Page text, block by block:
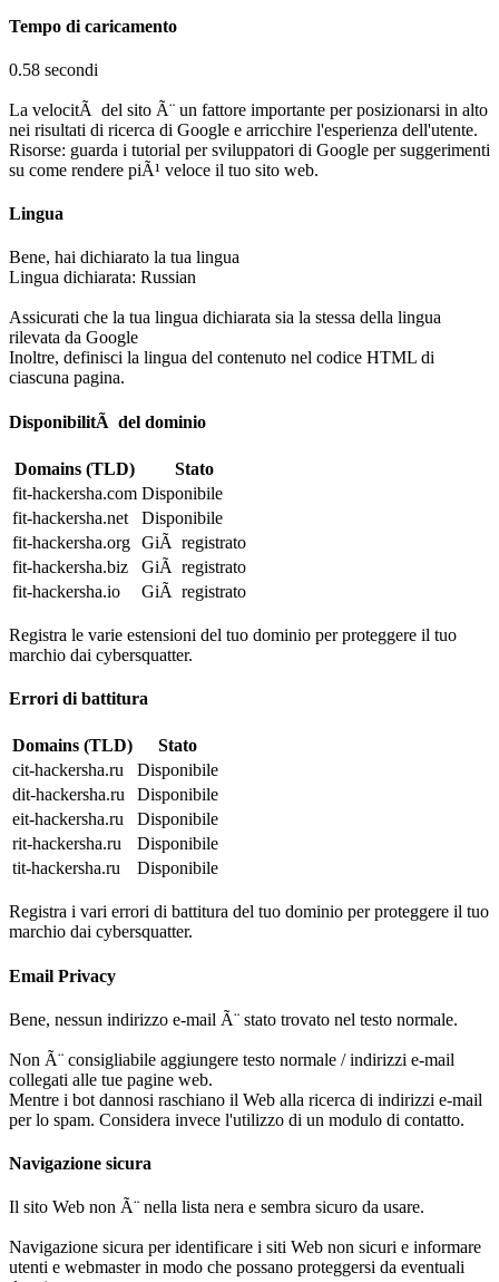
Tempo di caricamento
0.58 secondi
La velocitÃ del sito Ã¨ un fattore importante per posizionarsi in alto
nei risultati di ricerca di Google e arricchire l'esperienza dell'utente.
Risorse: guarda i tutorial per sviluppatori di Google per suggerimenti
su come rendere piÃ¹ veloce il tuo sito web.
Lingua
Bene, hai dichiarato la tua lingua
Lingua dichiarata: Russian
Assicurati che la tua lingua dichiarata sia la stessa della lingua
rilevata da Google
Inoltre, definisci la lingua del contenuto nel codice HTML di
ciascuna pagina.
DisponibilitÃ del dominio
Domains (TLD)
Stato
fit-hackersha.com Disponibile
fit-hackersha.net
Disponibile
fit-hackersha.org GiÃ registrato
fit-hackersha.biz
GiÃ registrato
fit-hackersha.io
GiÃ registrato
Registra le varie estensioni del tuo dominio per proteggere il tuo
marchio dai cybersquatter.
Errori di battitura
Domains (TLD)
Stato
cit-hackersha.ru
Disponibile
dit-hackersha.ru
Disponibile
eit-hackersha.ru
Disponibile
rit-hackersha.ru
Disponibile
tit-hackersha.ru
Disponibile
Registra i vari errori di battitura del tuo dominio per proteggere il tuo
marchio dai cybersquatter.
Email Privacy
Bene, nessun indirizzo e-mail Ã¨ stato trovato nel testo normale.
Non Ã¨ consigliabile aggiungere testo normale / indirizzi e-mail
collegati alle tue pagine web.
Mentre i bot dannosi raschiano il Web alla ricerca di indirizzi e-mail
per lo spam. Considera invece l'utilizzo di un modulo di contatto.
Navigazione sicura
Il sito Web non Ã¨ nella lista nera e sembra sicuro da usare.
Navigazione sicura per identificare i siti Web non sicuri e informare
utenti e webmaster in modo che possano proteggersi da eventuali